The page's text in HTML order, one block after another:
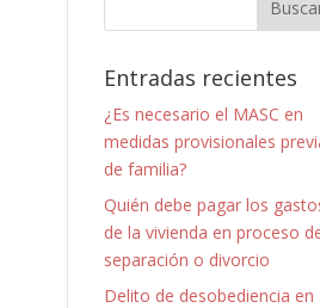
Entradas recientes
¿Es necesario el MASC en
medidas provisionales
de familia?
Quién debe pagar los
de la vivienda en proceso
separación o divorcio
Delito de desobediencia en